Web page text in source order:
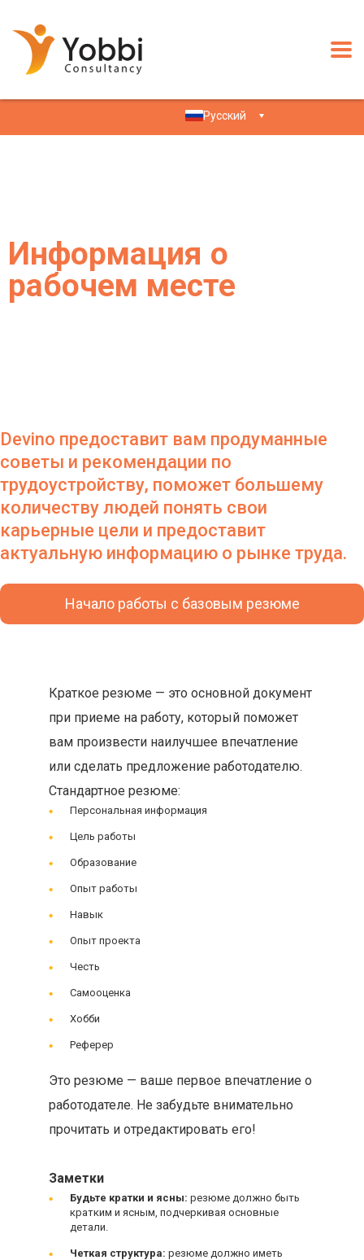
Русский
Информация о
рабочем месте
Devino предоставит вам продуманные
советы и рекомендации по
трудоустройству, поможет большему
количеству людей понять свои
карьерные цели и предоставит
актуальную информацию о рынке труда.
Начало работы с базовым резюме
Краткое резюме — это основной документ
при приеме на работу, который поможет
вам произвести наилучшее впечатление
или сделать предложение работодателю.
Стандартное резюме:
Персональная информация
Цель работы
Образование
Опыт работы
Навык
Опыт проекта
Честь
Самооценка
Хобби
Реферер
Это резюме — ваше первое впечатление о
работодателе. Не забудьте внимательно
прочитать и отредактировать его!
Заметки
Будьте кратки и ясны: резюме должно быть
кратким и ясным, подчеркивая основные
детали.
Четкая структура: резюме должно иметь